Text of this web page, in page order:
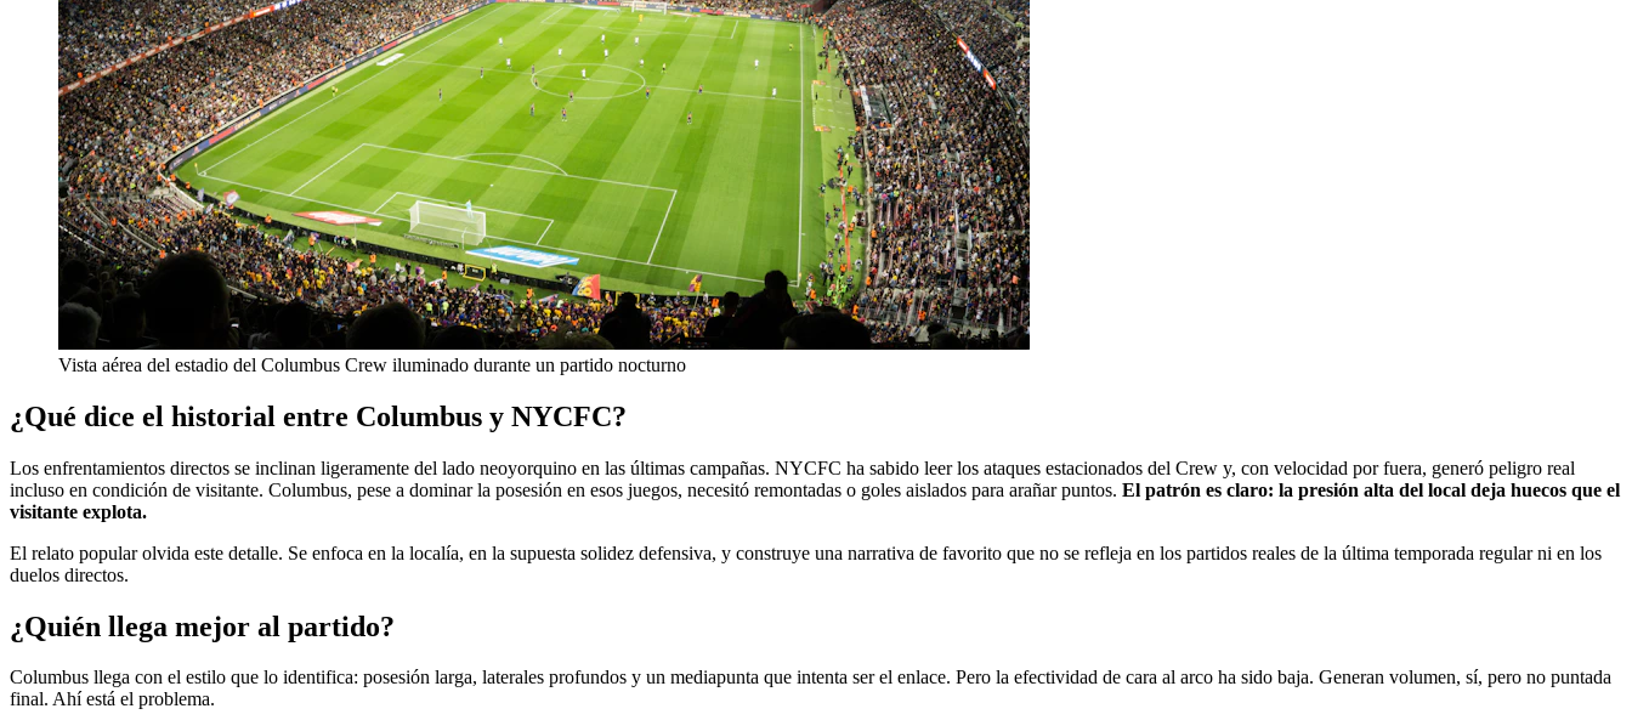
Vista aérea del estadio del Columbus Crew iluminado durante un partido nocturno
¿Qué dice el historial entre Columbus y NYCFC?
Los enfrentamientos directos se inclinan ligeramente del lado neoyorquino en las últimas campañas. NYCFC ha sabido leer los ataques estacionados del Crew y, con velocidad por fuera, generó peligro real
incluso en condición de visitante. Columbus, pese a dominar la posesión en esos juegos, necesitó remontadas o goles aislados para arañar puntos. El patrón es claro: la presión alta del local deja huecos que el
visitante explota.
El relato popular olvida este detalle. Se enfoca en la localía, en la supuesta solidez defensiva, y construye una narrativa de favorito que no se refleja en los partidos reales de la última temporada regular ni en los
duelos directos.
¿Quién llega mejor al partido?
Columbus llega con el estilo que lo identifica: posesión larga, laterales profundos y un mediapunta que intenta ser el enlace. Pero la efectividad de cara al arco ha sido baja. Generan volumen, sí, pero no puntada
final. Ahí está el problema.